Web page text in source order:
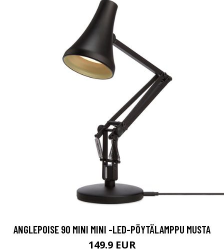
ANGLEPOISE 90 MINI MINI -LED-PÖYTÄLAMPPU MUSTA
149.9 EUR